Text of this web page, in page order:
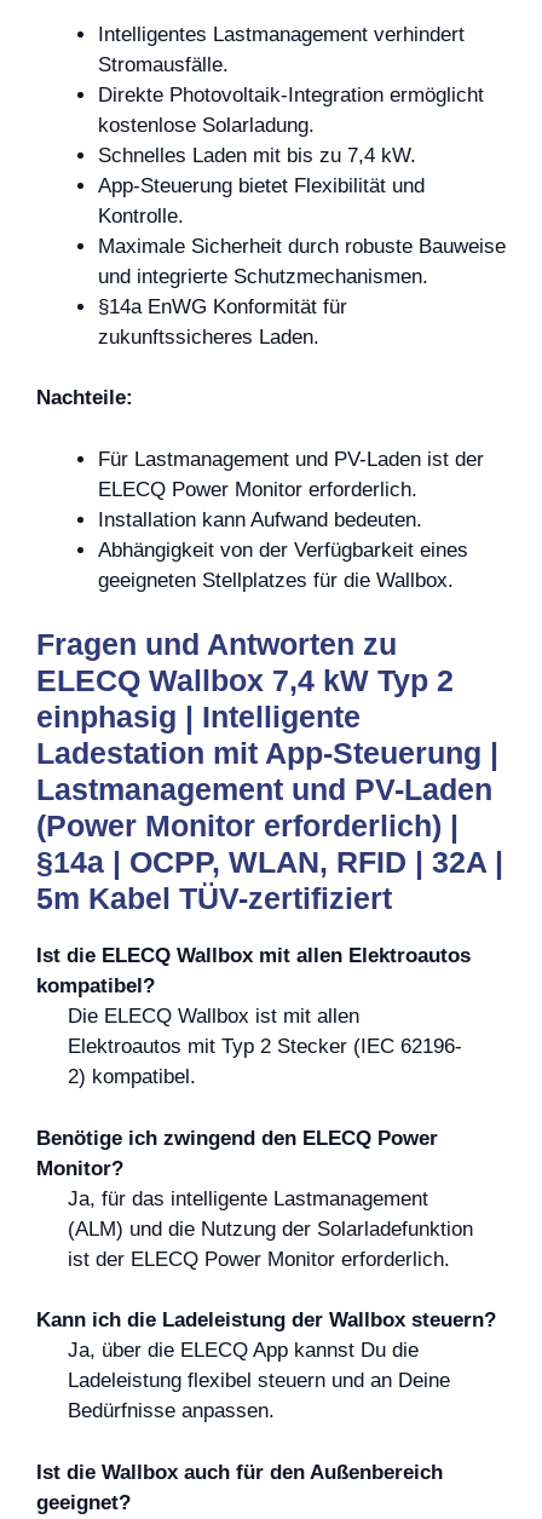
Intelligentes Lastmanagement verhindert
Stromausfälle.
Direkte Photovoltaik-Integration ermöglicht
kostenlose Solarladung.
Schnelles Laden mit bis zu 7,4 kW.
App-Steuerung bietet Flexibilität und
Kontrolle.
Maximale Sicherheit durch robuste Bauweise
und integrierte Schutzmechanismen.
§14a EnWG Konformität für
zukunftssicheres Laden.
Nachteile:
Für Lastmanagement und PV-Laden ist der
ELECQ Power Monitor erforderlich.
Installation kann Aufwand bedeuten.
Abhängigkeit von der Verfügbarkeit eines
geeigneten Stellplatzes für die Wallbox.
Fragen und Antworten zu
ELECQ Wallbox 7,4 kW Typ 2
einphasig | Intelligente
Ladestation mit App-Steuerung |
Lastmanagement und PV-Laden
(Power Monitor erforderlich) |
§14a | OCPP, WLAN, RFID | 32A |
5m Kabel TÜV-zertifiziert
Ist die ELECQ Wallbox mit allen Elektroautos
kompatibel?
Die ELECQ Wallbox ist mit allen
Elektroautos mit Typ 2 Stecker (IEC 62196-
2) kompatibel.
Benötige ich zwingend den ELECQ Power
Monitor?
Ja, für das intelligente Lastmanagement
(ALM) und die Nutzung der Solarladefunktion
ist der ELECQ Power Monitor erforderlich.
Kann ich die Ladeleistung der Wallbox steuern?
Ja, über die ELECQ App kannst Du die
Ladeleistung flexibel steuern und an Deine
Bedürfnisse anpassen.
Ist die Wallbox auch für den Außenbereich
geeignet?